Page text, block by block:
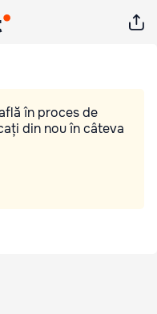
în proces de
din nou în câteva